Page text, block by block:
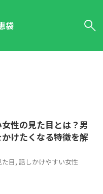
袋
性の見た目とは？男
けたくなる特徴を解
た目, 話しかけやすい女性